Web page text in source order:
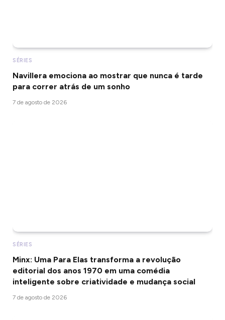
SÉRIES
Navillera emociona ao mostrar que nunca é tarde
para correr atrás de um sonho
7 de agosto de 2026
SÉRIES
Minx: Uma Para Elas transforma a revolução
editorial dos anos 1970 em uma comédia
inteligente sobre criatividade e mudança social
7 de agosto de 2026